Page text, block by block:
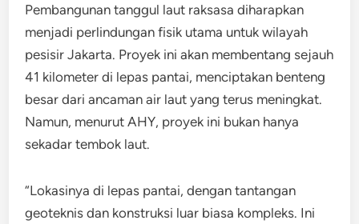
Pembangunan tanggul laut raksasa diharapkan
menjadi perlindungan fisik utama untuk wilayah
pesisir Jakarta. Proyek ini akan membentang sejauh
41 kilometer di lepas pantai, menciptakan benteng
besar dari ancaman air laut yang terus meningkat.
Namun, menurut AHY, proyek ini bukan hanya
sekadar tembok laut.
“Lokasinya di lepas pantai, dengan tantangan
geoteknis dan konstruksi luar biasa kompleks. Ini